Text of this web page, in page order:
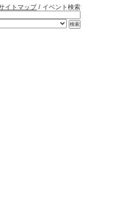
イトマップ/ イベント検索